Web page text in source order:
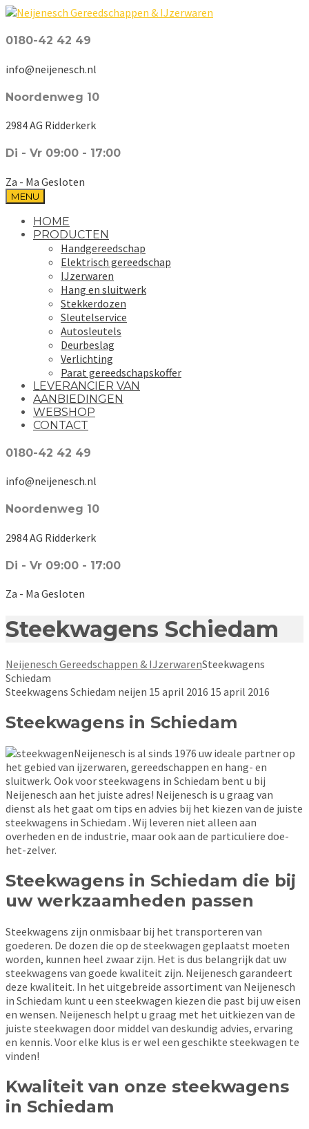
0180-42 42 49
info@neijenesch.nl
Noordenweg 10
2984 AG Ridderkerk
Di - Vr 09:00 - 17:00
Za - Ma Gesloten
MENU
HOME
PRODUCTEN
Handgereedschap
Elektrisch gereedschap
IJzerwaren
Hang en sluitwerk
Stekkerdozen
Sleutelservice
Autosleutels
Deurbeslag
Verlichting
Parat gereedschapskoffer
LEVERANCIER VAN
AANBIEDINGEN
WEBSHOP
CONTACT
0180-42 42 49
info@neijenesch.nl
Noordenweg 10
2984 AG Ridderkerk
Di - Vr 09:00 - 17:00
Za - Ma Gesloten
Steekwagens Schiedam
Neijenesch Gereedschappen & IJzerwarenSteekwagens
Schiedam
Steekwagens Schiedam neijen 15 april 2016 15 april 2016
Steekwagens in Schiedam
Neijenesch is al sinds 1976 uw ideale partner op
het gebied van ijzerwaren, gereedschappen en hang- en
sluitwerk. Ook voor steekwagens in Schiedam bent u bij
Neijenesch aan het juiste adres! Neijenesch is u graag van
dienst als het gaat om tips en advies bij het kiezen van de juiste
steekwagens in Schiedam . Wij leveren niet alleen aan
overheden en de industrie, maar ook aan de particuliere doe-
het-zelver.
Steekwagens in Schiedam die bij
uw werkzaamheden passen
Steekwagens zijn onmisbaar bij het transporteren van
goederen. De dozen die op de steekwagen geplaatst moeten
worden, kunnen heel zwaar zijn. Het is dus belangrijk dat uw
steekwagens van goede kwaliteit zijn. Neijenesch garandeert
deze kwaliteit. In het uitgebreide assortiment van Neijenesch
in Schiedam kunt u een steekwagen kiezen die past bij uw eisen
en wensen. Neijenesch helpt u graag met het uitkiezen van de
juiste steekwagen door middel van deskundig advies, ervaring
en kennis. Voor elke klus is er wel een geschikte steekwagen te
vinden!
Kwaliteit van onze steekwagens
in Schiedam